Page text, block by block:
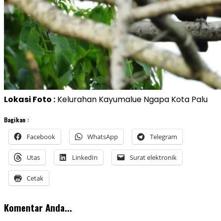
Lokasi Foto : Kelurahan Kayumalue Ngapa Kota Palu
Bagikan :
Facebook WhatsApp Telegram
Utas LinkedIn Surat elektronik
Cetak
Komentar Anda...